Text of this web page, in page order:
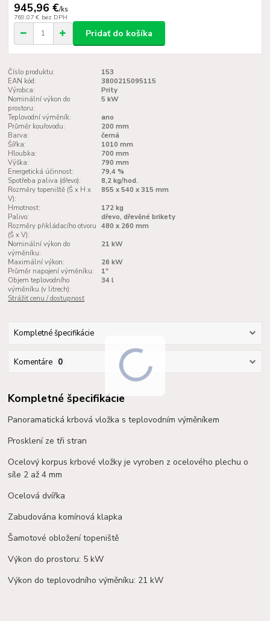
945,96 €/ks
769,07 € bez DPH
Pridať do košíka
Číslo produktu:
153
EAN kód:
3800215095115
Výrobca:
Prity
Nominální výkon do
prostoru:
5 kW
Teplovodní výměník:
ano
Průměr kouřovodu:
200 mm
Barva:
černá
Šířka:
1010 mm
Hloubka:
700 mm
Výška:
790 mm
Energetická účinnost:
79,4 %
Spotřeba paliva (dřevo):
8,2 kg/hod.
Rozměry topeniště (Š x H x
V):
855 x 540 x 315 mm
Hmotnost:
172 kg
Palivo:
dřevo, dřevěné brikety
Rozměry přikládacího otvoru
(Š x V):
480 x 260 mm
Nominální výkon do
výměníku:
21 kW
Maximální výkon:
26 kW
Průměr napojení výměníku:
1"
Objem teplovodního
výměníku (v litrech):
34 l
Strážiť cenu / dostupnosť
Kompletné špecifikácie
Komentáre 0
Kompletné špecifikácie
Panoramatická krbová vložka s teplovodním výměníkem
Prosklení ze tři stran
Ocelový korpus krbové vložky je vyroben z ocelového plechu o
síle 2 až 4 mm
Ocelová dvířka
Zabudována komínová klapka
Šamotové obložení topeniště
Výkon do prostoru: 5 kW
Výkon do teplovodního výměníku: 21 kW